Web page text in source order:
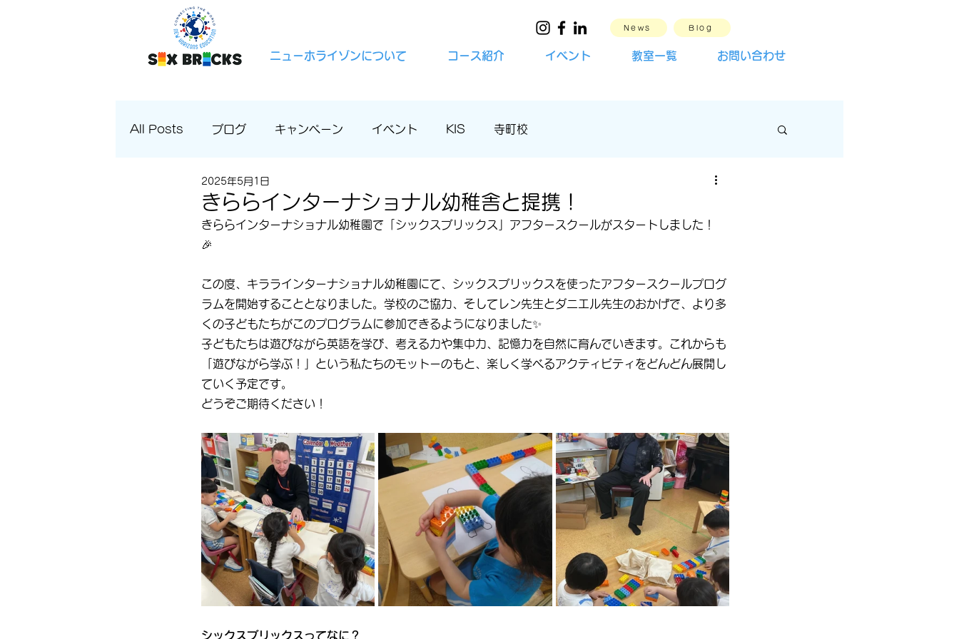
News Blog
ニューホライゾンについて コース紹介 イベント 教室一覧 お問い合わせ
All Posts ブログ キャンペーン イベント KIS 寺町校
きららインターナショナル幼稚舎と提携！
2025年5月1日
きららインターナショナル幼稚園で「シックスブリックス」アフタースクールがスタートしました！
🎉
この度、キララインターナショナル幼稚園にて、シックスブリックスを使ったアフタースクールプログ
ラムを開始することとなりました。学校のご協力、そしてレン先生とダニエル先生のおかげで、より多
くの子どもたちがこのプログラムに参加できるようになりました✨
子どもたちは遊びながら英語を学び、考える力や集中力、記憶力を自然に育んでいきます。これからも
「遊びながら学ぶ！」という私たちのモットーのもと、楽しく学べるアクティビティをどんどん展開し
ていく予定です。
どうぞご期待ください！
シックスブリックスってなに？